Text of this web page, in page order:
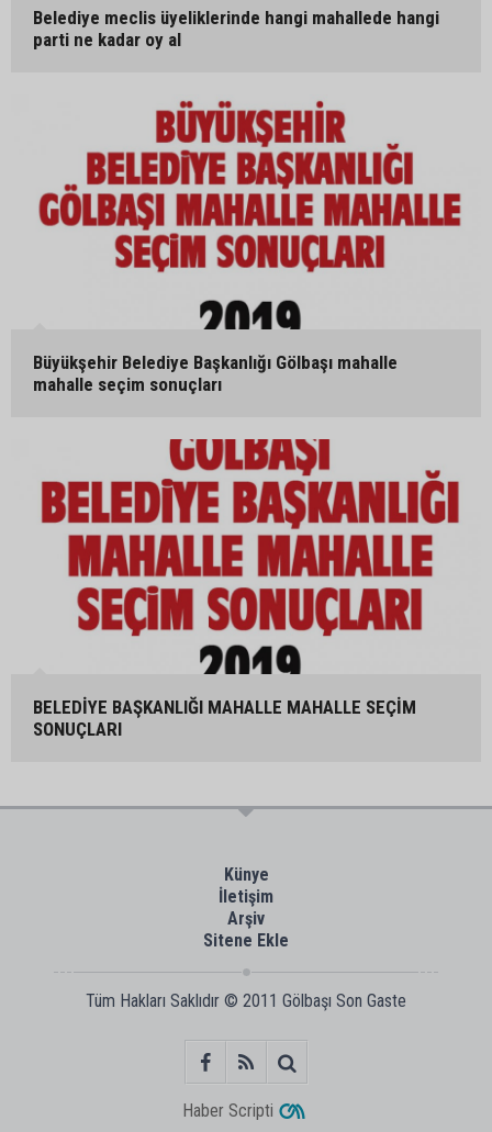
Belediye meclis üyeliklerinde hangi mahallede hangi
parti ne kadar oy al
Büyükşehir Belediye Başkanlığı Gölbaşı mahalle
mahalle seçim sonuçları
BELEDİYE BAŞKANLIĞI MAHALLE MAHALLE SEÇİM
SONUÇLARI
Künye
İletişim
Arşiv
Sitene Ekle
Tüm Hakları Saklıdır © 2011 Gölbaşı Son Gaste
Haber Scripti